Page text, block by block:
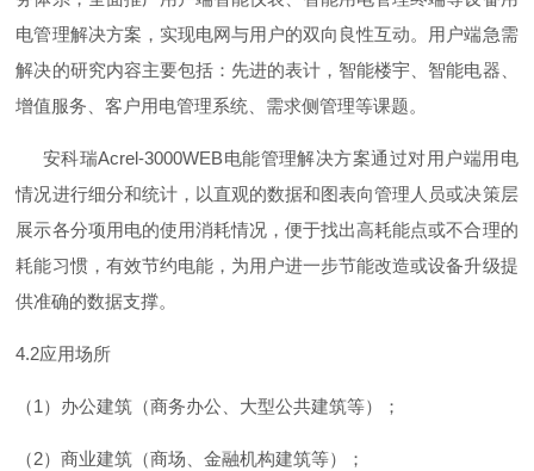
电管理解决方案，实现电网与用户的双向良性互动。用户端急需
解决的研究内容主要包括：先进的表计，智能楼宇、智能电器、
增值服务、客户用电管理系统、需求侧管理等课题。
安科瑞Acrel-3000WEB电能管理解决方案通过对用户端用电
情况进行细分和统计，以直观的数据和图表向管理人员或决策层
展示各分项用电的使用消耗情况，便于找出高耗能点或不合理的
耗能习惯，有效节约电能，为用户进一步节能改造或设备升级提
供准确的数据支撑。
4.2应用场所
（1 ）办公建筑（商务办公、大型公共建筑等）；
（2）商业建筑（商场、金融机构建筑等）；